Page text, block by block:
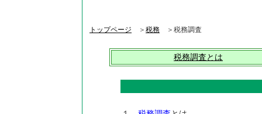
トップページ ＞ 税務 ＞税務調査
税務調査とは